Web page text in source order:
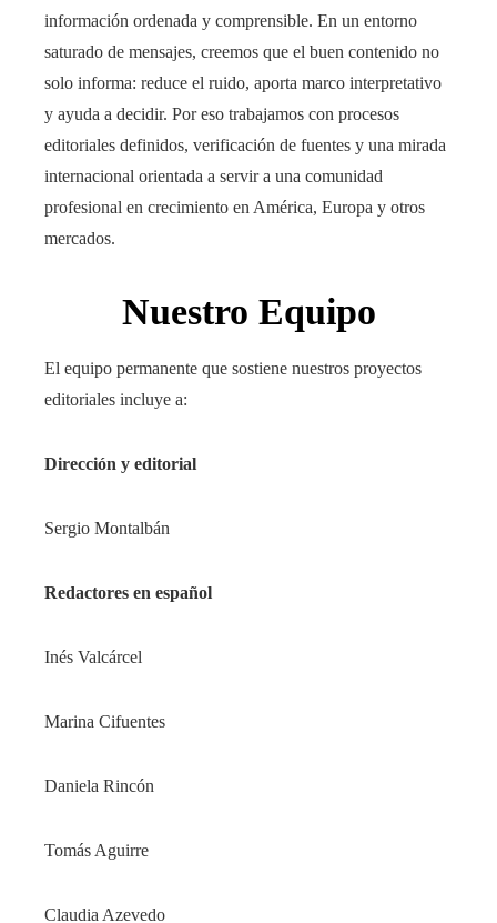
información ordenada y comprensible. En un entorno
saturado de mensajes, creemos que el buen contenido no
solo informa: reduce el ruido, aporta marco interpretativo
y ayuda a decidir. Por eso trabajamos con procesos
editoriales definidos, verificación de fuentes y una mirada
internacional orientada a servir a una comunidad
profesional en crecimiento en América, Europa y otros
mercados.
Nuestro Equipo
El equipo permanente que sostiene nuestros proyectos
editoriales incluye a:
Dirección y editorial
Sergio Montalbán
Redactores en español
Inés Valcárcel
Marina Cifuentes
Daniela Rincón
Tomás Aguirre
Claudia Azevedo